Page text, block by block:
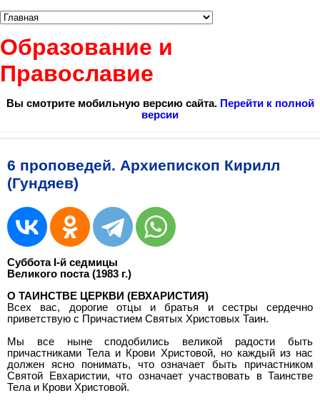
Образование и
Православие
Вы смотрите мобильную версию сайта. Перейти к полной
версии
6 проповедей. Архиепископ Кирилл
(Гундяев)
Суббота I-й седмицы
Великого поста (1983 г.)
О ТАИНСТВЕ ЦЕРКВИ (ЕВХАРИСТИЯ)
Всех вас, дорогие отцы и братья и сестры сердечно
приветствую с Причастием Святых Христовых Таин.
Мы все ныне сподобились великой радости быть
причастниками Тела и Крови Христовой, но каждый из нас
должен ясно понимать, что означает быть причастником
Святой Евхаристии, что означает участвовать в Таинстве
Тела и Крови Христовой.